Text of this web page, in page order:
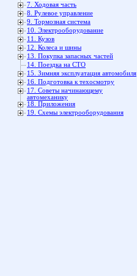
7. Ходовая часть
8. Рулевое управление
9. Тормозная система
10. Электрооборудование
11. Кузов
12. Колеса и шины
13. Покупка запасных частей
14. Поездка на СТО
15. Зимняя эксплуатация автомобиля
16. Подготовка к техосмотру
17. Советы начинающему
автомеханику
18. Приложения
19. Схемы электрооборудования